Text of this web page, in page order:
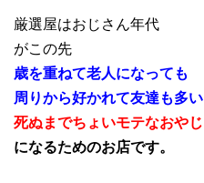
厳選屋はおじさん年代
がこの先
歳を重ねて老人になっても
周りから好かれて友達も多い
死ぬまでちょいモテなおやじ
になるためのお店です。